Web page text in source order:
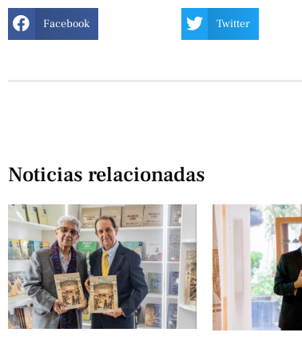
Facebook Twitter
Noticias relacionadas